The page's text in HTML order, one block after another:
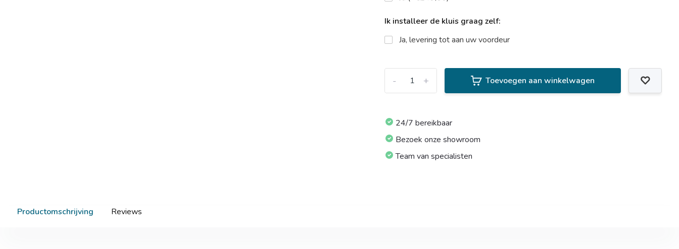
Ik installeer de kluis graag zelf:
Ja, levering tot aan uw voordeur
+
- Toevoegen aan winkelwagen
24/7 bereikbaar
Bezoek onze showroom
Team van specialisten
Productomschrijving Reviews